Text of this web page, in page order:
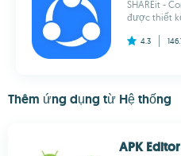
SHAREit -
được thiết
4.3
Thêm ứng dụng từ Hệ thống
APK Editor